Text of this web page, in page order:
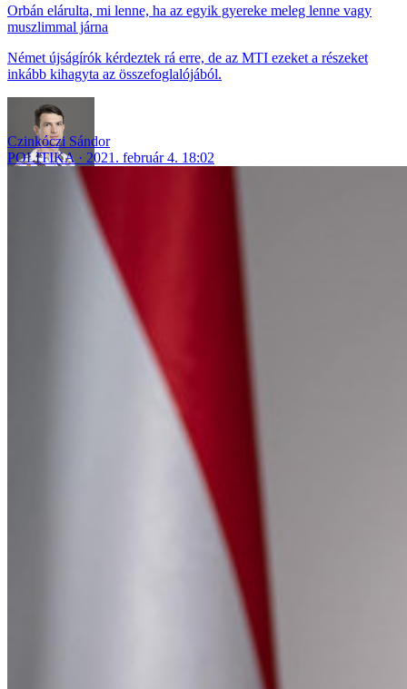
Orbán elárulta, mi lenne, ha az egyik gyereke meleg lenne vagy
muszlimmal járna
Német újságírók kérdeztek rá erre, de az MTI ezeket a részeket
inkább kihagyta az összefoglalójából.
Czinkóczi Sándor
POLITIKA
2021. február 4. 18:02